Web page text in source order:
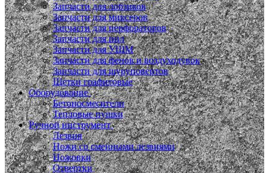
Запчасти для лобзиков
Запчасти для миксеров
Запчасти для перфораторов
Запчасти для пил
Запчасти для УШМ
Запчасти для фенов и воздуходувок
Запчасти для шуруповертов
Щетки графитовые
Оборудование
Бетоносмесители
Тепловые пушки
Ручной инструмент
Лезвия
Ножи со сменными лезвиями
Ножовки
Отвертки